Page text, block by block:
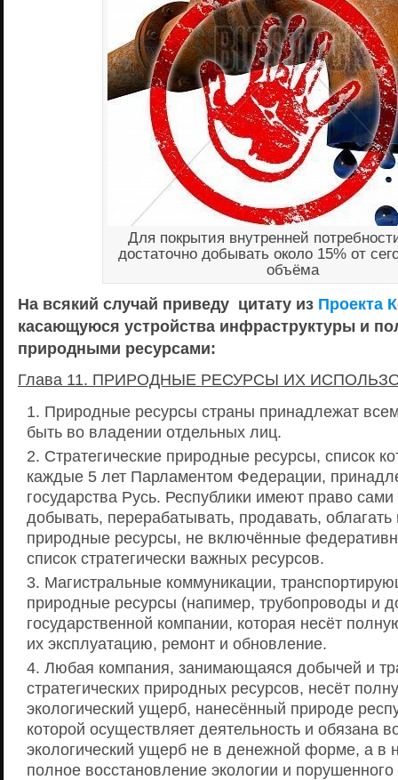
Для покрытия внутренней
достаточно добывать около 15% от
объёма
На всякий случай приведу цитату из Проекта
касающуюся устройства инфраструктуры и
природными ресурсами:
Глава 11. ПРИРОДНЫЕ РЕСУРСЫ ИХ
Природные ресурсы страны принадлежат
быть во владении отдельных лиц.
Стратегические природные ресурсы, список
каждые 5 лет Парламентом Федерации,
государства Русь. Республики имеют право
добывать, перерабатывать, продавать,
природные ресурсы, не включённые
список стратегически важных ресурсов.
Магистральные коммуникации,
природные ресурсы (напимер, трубопроводы и
государственной компании, которая несёт
их эксплуатацию, ремонт и обновление.
Любая компания, занимающаяся добычей и
стратегических природных ресурсов, несёт
экологический ущерб, нанесённый природе
которой осуществляет деятельность и обязана
экологический ущерб не в денежной форме, а в
полное восстановление экологии и порушенного